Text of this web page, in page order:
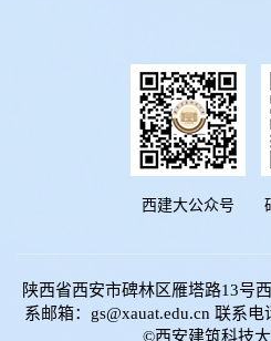
西建大公众号
陕西省西安市碑林区雁塔路13号
系邮箱：gs@xauat.edu.cn 联系
©西安建筑科技